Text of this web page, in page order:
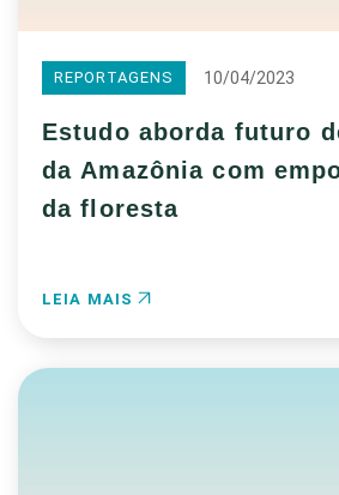
REPORTAGENS 10/04/2023
Estudo aborda futuro
da Amazônia com
da floresta
LEIA MAIS